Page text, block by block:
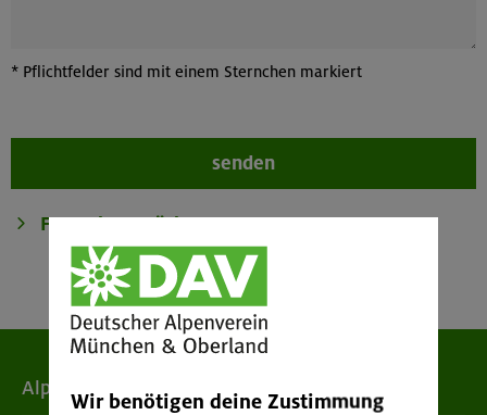
* Pflichtfelder sind mit einem Sternchen markiert
AlpenvereinWir benötigen deine Zustimmung